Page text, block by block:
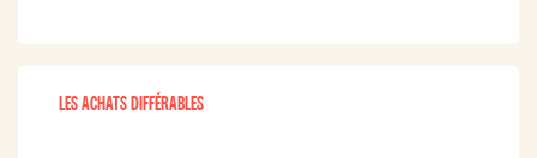
LES ACHATS DIFFÉRABLES